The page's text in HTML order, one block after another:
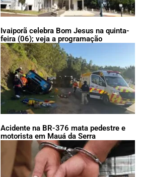
Ivaiporã celebra Bom Jesus na quinta-
feira (06); veja a programação
Acidente na BR-376 mata pedestre e
motorista em Mauá da Serra